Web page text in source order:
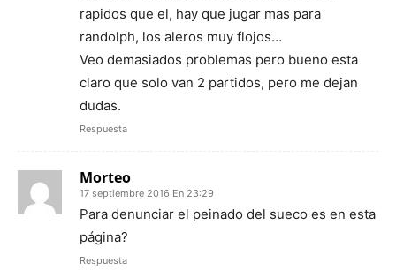
rapidos que el, hay que jugar mas para
randolph, los aleros muy flojos…
Veo demasiados problemas pero bueno esta
claro que solo van 2 partidos, pero me dejan
dudas.
Respuesta
Morteo
17 septiembre 2016 En 23:29
Para denunciar el peinado del sueco es en esta
página?
Respuesta